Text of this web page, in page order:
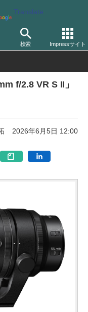
Translate
検索 Impressサイト
ニコン
f/2.8 VR S II」
2026年6月5日 12:00